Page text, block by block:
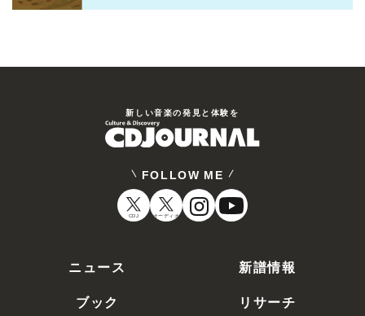
新しい⾳楽の発⾒と体験を
FOLLOW ME
CDJ オーディオ
ニュース
新譜情報
ブック
リサーチ